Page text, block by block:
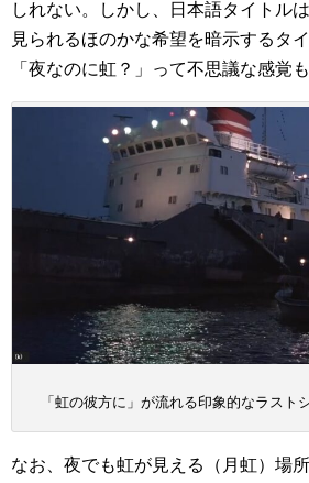
しれない。しかし、日本語タイトル
見られるほのかな希望を暗示するタ
「夜なのに虹？」って不思議な感覚も
「虹の彼方に」が流れる印象的なラスト
なお、夜でも虹が見える（月虹）場